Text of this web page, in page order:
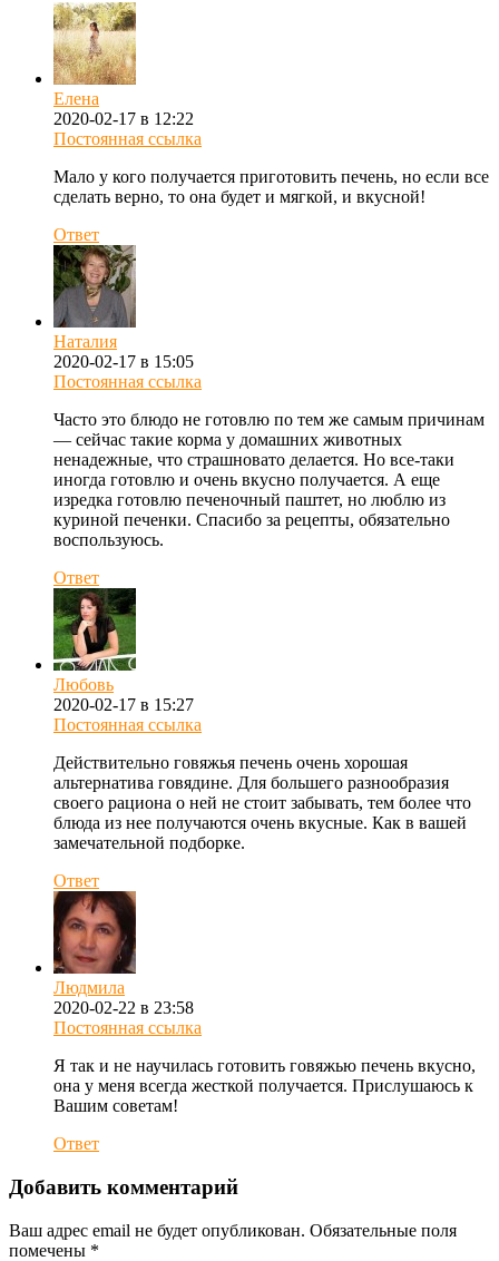
Елена
2020-02-17 в 12:22
Постоянная ссылка
Мало у кого получается приготовить печень, но если все
сделать верно, то она будет и мягкой, и вкусной!
Ответ
Наталия
2020-02-17 в 15:05
Постоянная ссылка
Часто это блюдо не готовлю по тем же самым причинам
— сейчас такие корма у домашних животных
ненадежные, что страшновато делается. Но все-таки
иногда готовлю и очень вкусно получается. А еще
изредка готовлю печеночный паштет, но люблю из
куриной печенки. Спасибо за рецепты, обязательно
воспользуюсь.
Ответ
Любовь
2020-02-17 в 15:27
Постоянная ссылка
Действительно говяжья печень очень хорошая
альтернатива говядине. Для большего разнообразия
своего рациона о ней не стоит забывать, тем более что
блюда из нее получаются очень вкусные. Как в вашей
замечательной подборке.
Ответ
Людмила
2020-02-22 в 23:58
Постоянная ссылка
Я так и не научилась готовить говяжью печень вкусно,
она у меня всегда жесткой получается. Прислушаюсь к
Вашим советам!
Ответ
Добавить комментарий
Ваш адрес email не будет опубликован. Обязательные поля
помечены *